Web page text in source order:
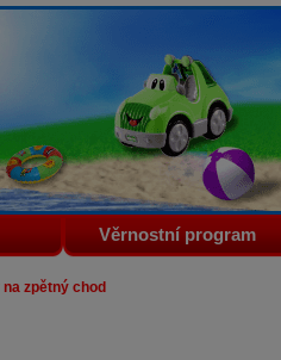
Věrnostní program
zpětný chod